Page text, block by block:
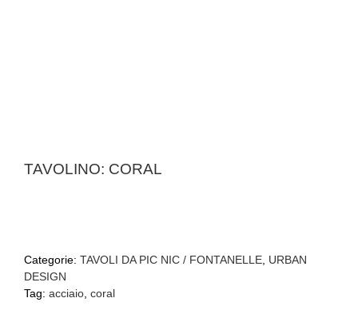
TAVOLINO: CORAL
Categorie: TAVOLI DA PIC NIC / FONTANELLE URBAN
DESIGN
Tag: acciaio coral